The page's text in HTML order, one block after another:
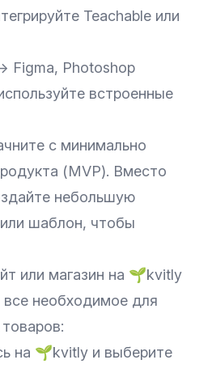
Teachable или
Figma, Photoshop
встроенные
с минимально
(MVP). Вместо
небольшую
шаблон, чтобы
или магазин на 🌱kvitly
необходимое для
на 🌱kvitly и выберите